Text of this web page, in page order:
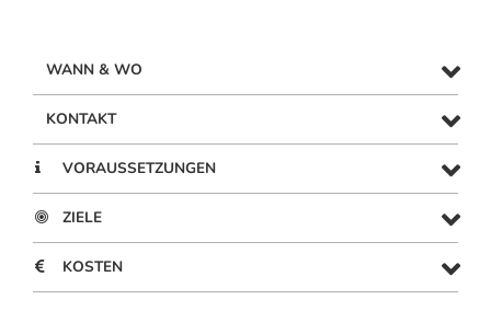
WANN & WO
KONTAKT
VORAUSSETZUNGEN
ZIELE
KOSTEN